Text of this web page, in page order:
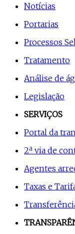
Notícias
Portarias
Processos
Tratamento
Análise de
Legislação
SERVIÇOS
Portal da
2ª via de
Agentes
Taxas e